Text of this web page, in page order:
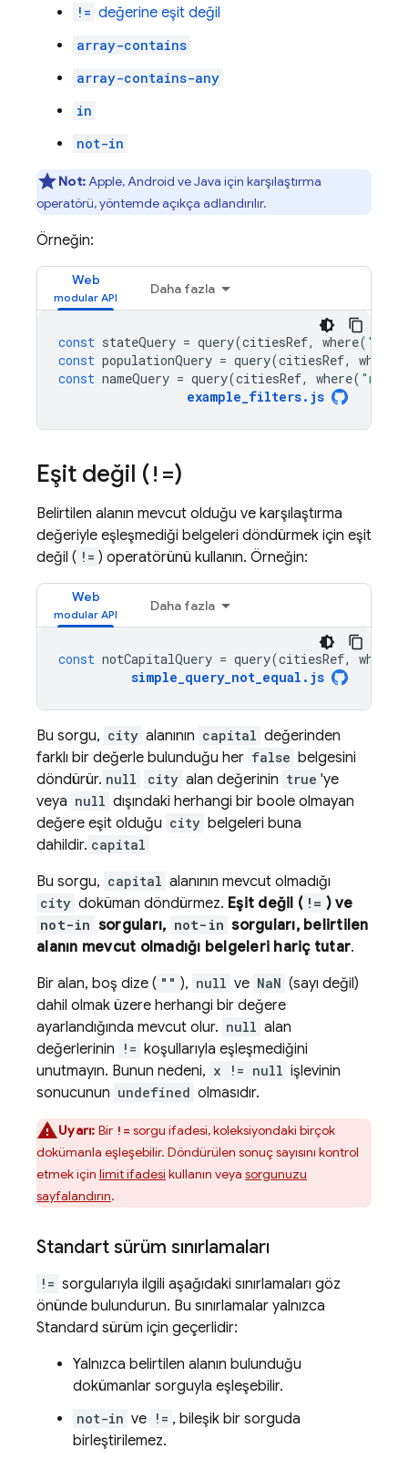
!= değerine eşit değil
array-contains
array-contains-any
in
not-in
Not:Apple, Android ve Java için karşılaştırma
operatörü, yöntemde açıkça adlandırılır.
Örneğin:
Web
Daha fazla
const stateQuery = query(citiesRef, where(
const populationQuery = query(citiesRef, where
const nameQuery = query(citiesRef, where( "name"
example_filters. js
Eşit değil (!=)
Belirtilen alanın mevcut olduğu ve karşılaştırma
değeriyle eşleşmediği belgeleri döndürmek için eşit
değil ( != ) operatörünü kullanın. Örneğin:
Web
Daha fazla
const notCapitalQuery = query(citiesRef, where
simple_query_not_equal . js
Bu sorgu, city alanının capital değerinden
farklı bir değerle bulunduğu her false belgesini
döndürür. null city alan değerinin true 'ye
veya null dışındaki herhangi bir boole olmayan
değere eşit olduğu city belgeleri buna
dahildir. capital
Bu sorgu, capital alanının mevcut olmadığı
city doküman döndürmez. Eşit değil ( != ) ve
not-in sorguları, not-in sorguları, belirtilen
alanın mevcut olmadığı belgeleri hariç tutar.
Bir alan, boş dize ( "" ), null ve NaN (sayı değil)
dahil olmak üzere herhangi bir değere
ayarlandığında mevcut olur. null alan
değerlerinin
!= koşullarıyla eşleşmediğini
unutmayın. Bunun nedeni, x != null işlevinin
sonucunun undefined olmasıdır.
Uyarı: Bir != sorgu ifadesi, koleksiyondaki birçok
dokümanla eşleşebilir. Döndürülen sonuç sayısını kontrol
etmek için limit ifadesi kullanın veya sorgunuzu
sayfalandırın.
Standart sürüm sınırlamaları
!= sorgularıyla ilgili aşağıdaki sınırlamaları göz
önünde bulundurun. Bu sınırlamalar yalnızca
Standard sürüm için geçerlidir:
Yalnızca belirtilen alanın bulunduğu
dokümanlar sorguyla eşleşebilir.
not-in ve != , bileşik bir sorguda
birleştirilemez.